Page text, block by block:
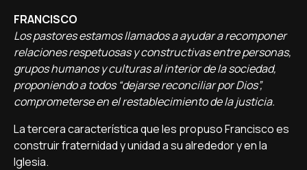
FRANCISCO
Los pastores estamos llamados a ayudar a recomponer
relaciones respetuosas y constructivas entre personas,
grupos humanos y culturas al interior de la sociedad,
proponiendo a todos “dejarse reconciliar por Dios”,
comprometerse en el restablecimiento de la justicia.
La tercera característica que les propuso Francisco es
construir fraternidad y unidad a su alrededor y en la
Iglesia.